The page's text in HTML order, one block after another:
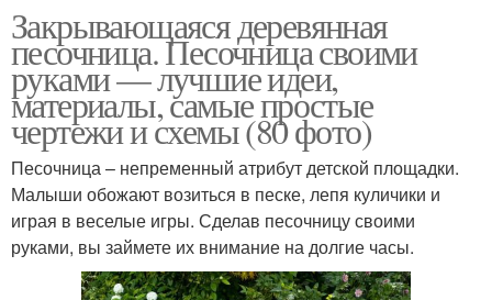
Закрывающаяся деревянная
песочница. Песочница своими
руками — лучшие идеи,
материалы, самые простые
чертежи и схемы (80 фото)
Песочница – непременный атрибут детской площадки.
Малыши обожают возиться в песке, лепя куличики и
играя в веселые игры. Сделав песочницу своими
руками, вы займете их внимание на долгие часы.